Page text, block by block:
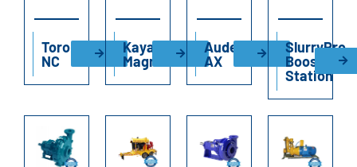
Toro
NC
Kayak
Magna
Audex
AX
SlurryPro
Booster
Station